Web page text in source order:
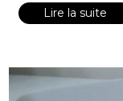
Lire la suite